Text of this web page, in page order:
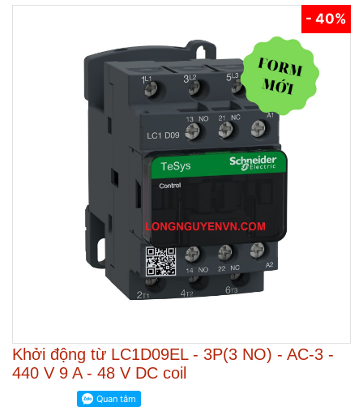
- 40%
Khởi động từ LC1D09EL - 3P(3 NO) - AC-3 -
440 V 9 A - 48 V DC coil